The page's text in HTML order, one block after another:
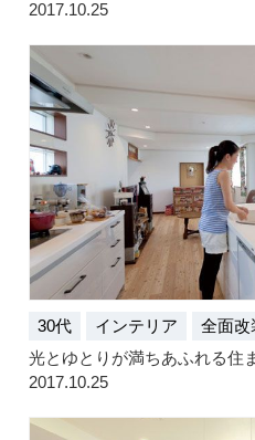
2017.10.25
30代 インテリア 全面改
光とゆとりが満ちあふれる
2017.10.25